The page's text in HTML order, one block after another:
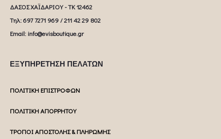
ΔΑΣΟΣ ΧΑΪΔΑΡΙΟΥ - ΤΚ 12462
Tηλ: 697 7271 969 / 211 42 29 802
Email: info@evisboutique.gr
ΕΞΥΠΗΡΕΤΗΣΗ ΠΕΛΑΤΩΝ
ΠΟΛΙΤΙΚΗ ΕΠΙΣΤΡΟΦΩΝ
ΠΟΛΙΤΙΚΗ ΑΠΟΡΡΗΤΟΥ
ΤΡΟΠΟΙ ΑΠΟΣΤΟΛΗΣ & ΠΛΗΡΩΜΗΣ